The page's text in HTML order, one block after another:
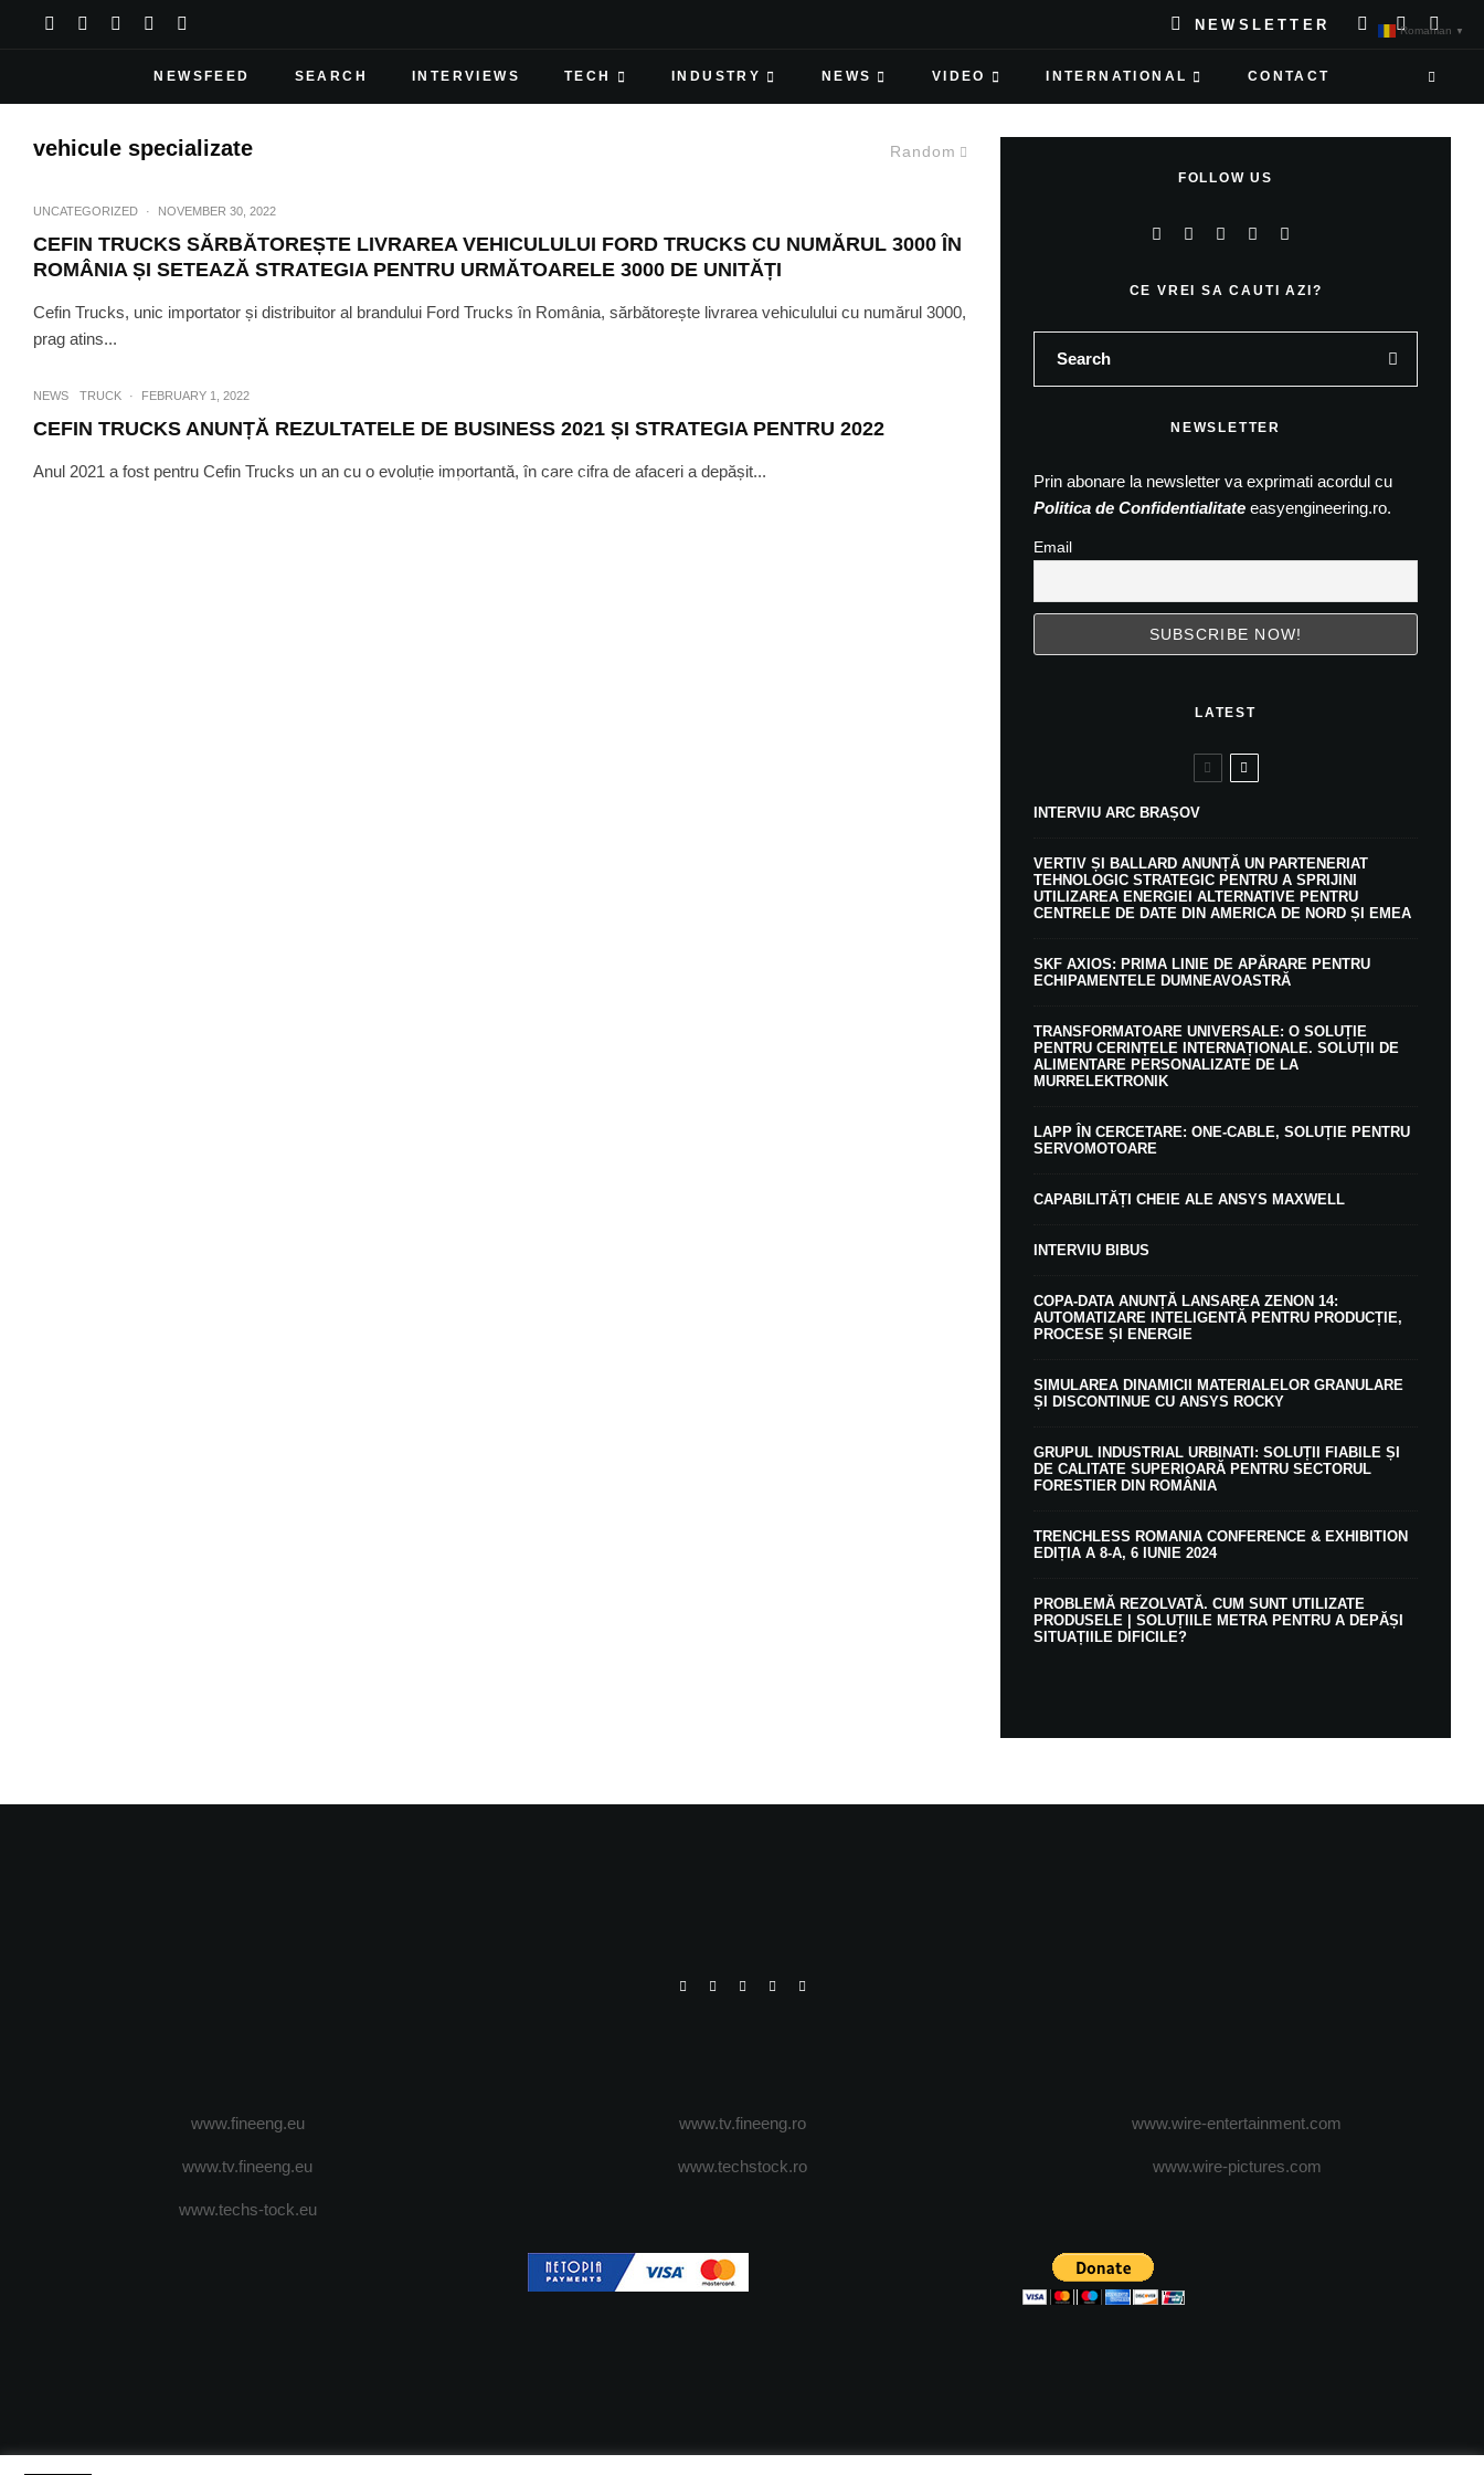
NEWSLETTER
NEWSFEED SEARCH INTERVIEWS TECH INDUSTRY NEWS VIDEO INTERNATIONAL CONTACT
Random
vehicule specializate
UNCATEGORIZED · NOVEMBER 30, 2022
CEFIN TRUCKS SĂRBĂTOREȘTE LIVRAREA VEHICULULUI FORD TRUCKS CU NUMĂRUL 3000 ÎN
ROMÂNIA ȘI SETEAZĂ STRATEGIA PENTRU URMĂTOARELE 3000 DE UNITĂȚI
Cefin Trucks, unic importator și distribuitor al brandului Ford Trucks în România, sărbătorește livrarea vehiculului cu numărul 3000,
prag atins...
NEWS TRUCK · FEBRUARY 1, 2022
CEFIN TRUCKS ANUNȚĂ REZULTATELE DE BUSINESS 2021 ȘI STRATEGIA PENTRU 2022
Anul 2021 a fost pentru Cefin Trucks un an cu o evoluție importantă, în care cifra de afaceri a depășit...
NEWS TRUCK · JULY 26, 2021
FOLLOW US
CE VREI SA CAUTI AZI?
NEWSLETTER
Prin abonare la newsletter va exprimati acordul cu
Politica de Confidentialitate easyengineering.ro.
Email
LATEST
INTERVIU ARC BRAȘOV
VERTIV ȘI BALLARD ANUNȚĂ UN PARTENERIAT
TEHNOLOGIC STRATEGIC PENTRU A SPRIJINI
UTILIZAREA ENERGIEI ALTERNATIVE PENTRU
CENTRELE DE DATE DIN AMERICA DE NORD ȘI EMEA
SKF AXIOS: PRIMA LINIE DE APĂRARE PENTRU
ECHIPAMENTELE DUMNEAVOASTRĂ
TRANSFORMATOARE UNIVERSALE: O SOLUȚIE
PENTRU CERINȚELE INTERNAȚIONALE. SOLUȚII DE
ALIMENTARE PERSONALIZATE DE LA
MURRELEKTRONIK
LAPP ÎN CERCETARE: ONE-CABLE, SOLUȚIE PENTRU
SERVOMOTOARE
CAPABILITĂȚI CHEIE ALE ANSYS MAXWELL
INTERVIU BIBUS
COPA-DATA ANUNȚĂ LANSAREA ZENON 14:
AUTOMATIZARE INTELIGENTĂ PENTRU PRODUCȚIE,
PROCESE ȘI ENERGIE
SIMULAREA DINAMICII MATERIALELOR GRANULARE
ȘI DISCONTINUE CU ANSYS ROCKY
GRUPUL INDUSTRIAL URBINATI: SOLUȚII FIABILE ȘI
DE CALITATE SUPERIOARĂ PENTRU SECTORUL
FORESTIER DIN ROMÂNIA
TRENCHLESS ROMANIA CONFERENCE & EXHIBITION
EDIȚIA A 8-A, 6 IUNIE 2024
PROBLEMĂ REZOLVATĂ. CUM SUNT UTILIZATE
PRODUSELE | SOLUȚIILE METRA PENTRU A DEPĂȘI
SITUAȚIILE DIFICILE?
www.fineeng.eu
www.tv.fineeng.eu
www.techs-tock.eu
www.tv.fineeng.ro
www.techstock.ro
www.wire-entertainment.com
www.wire-pictures.com
Romanian ▼